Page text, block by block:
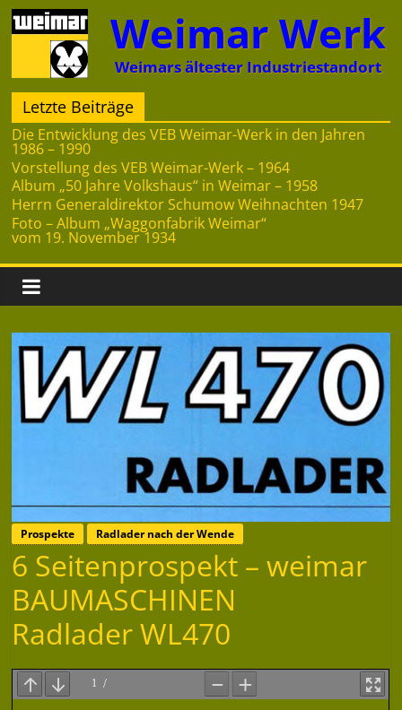
Zum
Inhalt
springen
Weimar Werk
Weimars ältester Industriestandort
Letzte Beiträge
Die Entwicklung des VEB Weimar-Werk in den Jahren
1986 – 1990
Vorstellung des VEB Weimar-Werk – 1964
Album „50 Jahre Volkshaus“ in Weimar – 1958
Herrn Generaldirektor Schumow Weihnachten 1947
Foto – Album „Waggonfabrik Weimar“
vom 19. November 1934
Prospekte Radlader nach der Wende
6 Seitenprospekt – weimar
BAUMASCHINEN
Radlader WL470